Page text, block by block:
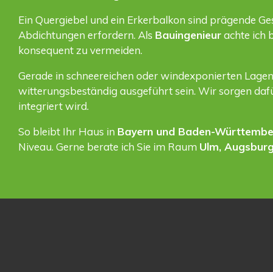
Ein Quergiebel und ein Erkerbalkon sind prägende
Abdichtungen erfordern. Als Bauingenieurachte ich
konsequent zu vermeiden.
Gerade in schneereichen oder windexponierten
witterungsbeständig ausgeführt sein. Wir sorgen
integriert wird.
So bleibt Ihr Haus in Bayern und Baden-
Niveau. Gerne berate ich Sie im Raum Ulm,